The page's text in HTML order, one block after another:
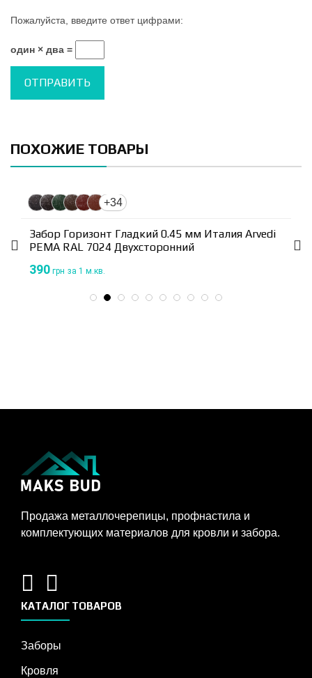
Пожалуйста, введите ответ цифрами:
один × два =
ПОХОЖИЕ ТОВАРЫ
+34
Забор Горизонт Гладкий 0.45 мм Италия Arvedi
PEМА RAL 7024 Двухсторонний
390 грн за 1 м.кв.
Продажа металлочерепицы, профнастила и
комплектующих материалов для кровли и забора.
КАТАЛОГ ТОВАРОВ
Заборы
Кровля